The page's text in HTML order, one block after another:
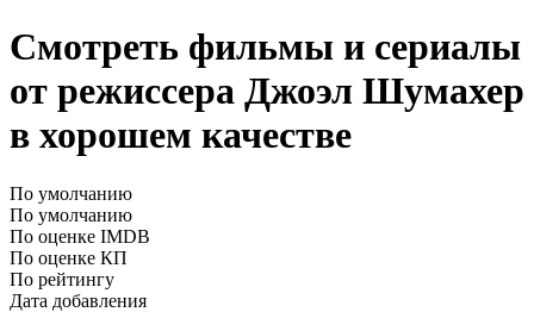
Смотреть фильмы и сериалы
от режиссера Джоэл Шумахер
в хорошем качестве
По умолчанию
По умолчанию
По оценке IMDB
По оценке КП
По рейтингу
Дата добавления